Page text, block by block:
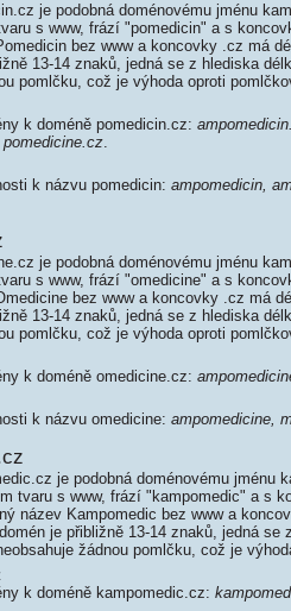
je podobná doménovému jménu
s www, frází "pomedicin" a s
bez www a koncovky .cz má
13-14 znaků, jedná se z hlediska
pomlčku, což je výhoda oproti
k doméně pomedicin.cz:
.
k názvu pomedicin: ampomedicin,
je podobná doménovému jménu
s www, frází "omedicine" a s
bez www a koncovky .cz má
13-14 znaků, jedná se z hlediska
pomlčku, což je výhoda oproti
k doméně omedicine.cz:
k názvu omedicine: ampomedicine,
je podobná doménovému
tvaru s www, frází "kampomedic" a s
název Kampomedic bez www a
je přibližně 13-14 znaků, jedná
žádnou pomlčku, což je
k doméně kampomedic.cz: